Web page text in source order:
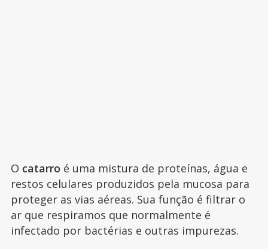
O catarro é uma mistura de proteínas, água e
restos celulares produzidos pela mucosa para
proteger as vias aéreas. Sua função é filtrar o
ar que respiramos que normalmente é
infectado por bactérias e outras impurezas.